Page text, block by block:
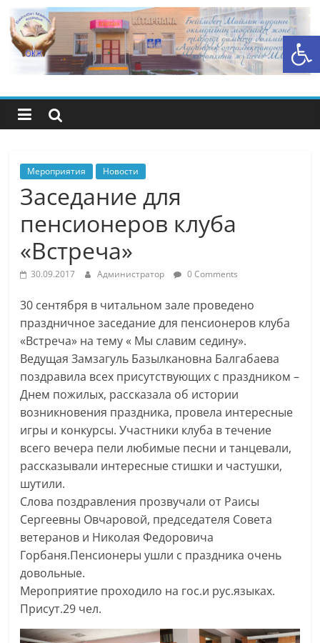
Открыть панель инструментов
Перейти
содержимому
Центральная
библиотечная
система
района
Беимбета
Майлина
Мероприятия Новости
Заседание для
пенсионеров клуба
«Встреча»
30.09.2017 Администратор 0 Comments
30 сентября в читальном зале проведено
праздничное заседание для пенсионеров клуба
«Встреча» на тему « Мы славим седину».
Ведущая Замзагуль Базылкановна Балгабаева
поздравила всех присутствующих с праздником –
Днем пожилых, рассказала об истории
возникновения праздника, провела интересные
игры и конкурсы. Участники клуба в течение
всего вечера пели любимые песни и танцевали,
рассказывали интересные стишки и частушки,
шутили.
Слова поздравления прозвучали от Раисы
Сергеевны Овчаровой, председателя Совета
ветеранов и Николая Федоровича
Горбаня.Пенсионеры ушли с праздника очень
довольные.
Мероприятие проходило на гос.и рус.языках.
Присут.29 чел.